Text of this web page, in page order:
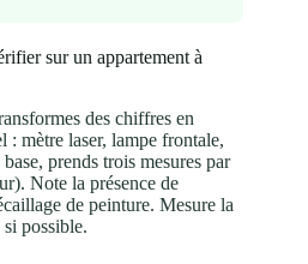
sur un appartement à
des chiffres en
: mètre laser, lampe frontale,
prends trois mesures par
Note la présence de
de peinture. Mesure la
possible.